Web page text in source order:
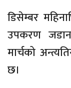
डिसेम्बर
उपकरण
मार्चको
छ।